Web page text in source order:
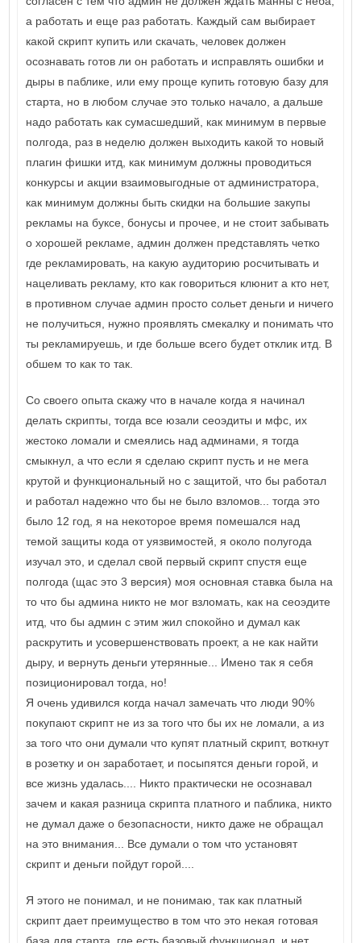
а работать и еще раз работать. Каждый сам выбирает
какой скрипт купить или скачать, человек должен
осознавать готов ли он работать и исправлять ошибки и
дыры в паблике, или ему проще купить готовую базу для
старта, но в любом случае это только начало, а дальше
надо работать как сумасшедший, как минимум в первые
полгода, раз в неделю должен выходить какой то новый
плагин фишки итд, как минимум должны проводиться
конкурсы и акции взаимовыгодные от администратора,
как минимум должны быть скидки на большие закупы
рекламы на буксе, бонусы и прочее, и не стоит забывать
о хорошей рекламе, админ должен представлять четко
где рекламировать, на какую аудиторию росчитывать и
нацеливать рекламу, кто как говориться клюнит а кто нет,
в противном случае админ просто сольет деньги и ничего
не получиться, нужно проявлять смекалку и понимать что
ты рекламируешь, и где больше всего будет отклик итд. В
обшем то как то так.
Со своего опыта скажу что в начале когда я начинал
делать скрипты, тогда все юзали сеоэдиты и мфс, их
жестоко ломали и смеялись над админами, я тогда
смыкнул, а что если я сделаю скрипт пусть и не мега
крутой и функциональный но с защитой, что бы работал
и работал надежно что бы не было взломов... тогда это
было 12 год, я на некоторое время помешался над
темой защиты кода от уязвимостей, я около полугода
изучал это, и сделал свой первый скрипт спустя еще
полгода (щас это 3 версия) моя основная ставка была на
то что бы админа никто не мог взломать, как на сеоэдите
итд, что бы админ с этим жил спокойно и думал как
раскрутить и усовершенствовать проект, а не как найти
дыру, и вернуть деньги утерянные... Имено так я себя
позиционировал тогда, но!
Я очень удивился когда начал замечать что люди 90%
покупают скрипт не из за того что бы их не ломали, а из
за того что они думали что купят платный скрипт, воткнут
в розетку и он заработает, и посыпятся деньги горой, и
все жизнь удалась.... Никто практически не осознавал
зачем и какая разница скрипта платного и паблика, никто
не думал даже о безопасности, никто даже не обращал
на это внимания... Все думали о том что установят
скрипт и деньги пойдут горой....
Я этого не понимал, и не понимаю, так как платный
скрипт дает преимущество в том что это некая готовая